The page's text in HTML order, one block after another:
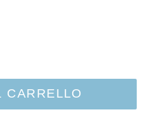
CARRELLO